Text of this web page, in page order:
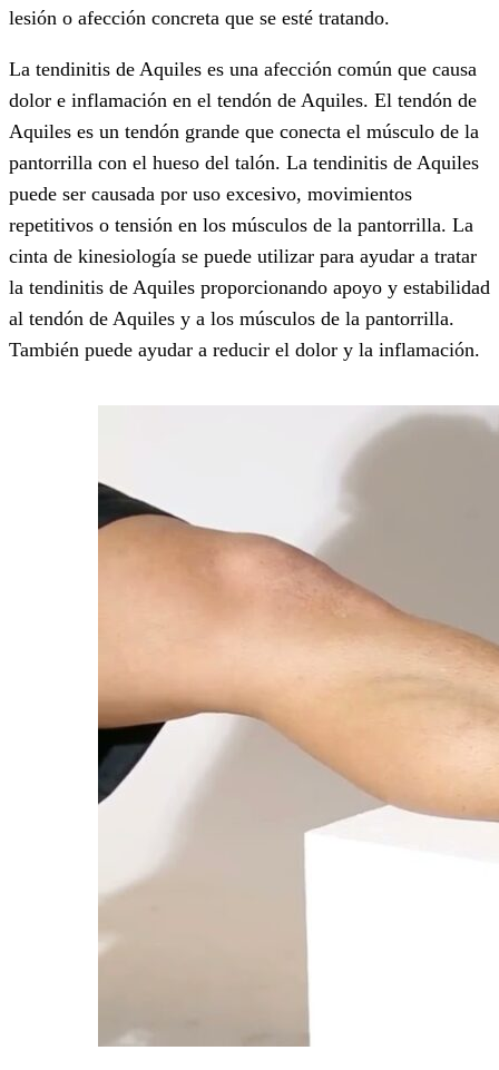
lesión o afección concreta que se esté tratando.
La tendinitis de Aquiles es una afección común que causa
dolor e inflamación en el tendón de Aquiles. El tendón de
Aquiles es un tendón grande que conecta el músculo de la
pantorrilla con el hueso del talón. La tendinitis de Aquiles
puede ser causada por uso excesivo, movimientos
repetitivos o tensión en los músculos de la pantorrilla. La
cinta de kinesiología se puede utilizar para ayudar a tratar
la tendinitis de Aquiles proporcionando apoyo y estabilidad
al tendón de Aquiles y a los músculos de la pantorrilla.
También puede ayudar a reducir el dolor y la inflamación.